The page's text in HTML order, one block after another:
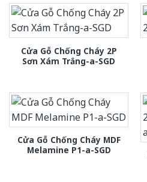
Cửa Gỗ Chống Cháy 2P
Sơn Xám Trắng-a-SGD
Cửa Gỗ Chống Cháy MDF
Melamine P1-a-SGD